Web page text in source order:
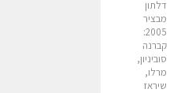
דלתון
מבציר
2005:
קברנה
סוביניון,
מרלו,
שיראז